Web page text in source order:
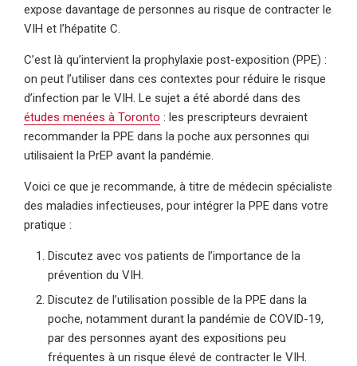
expose davantage de personnes au risque de contracter le
VIH et l’hépatite C.
C’est là qu’intervient la prophylaxie post-exposition (PPE) :
on peut l’utiliser dans ces contextes pour réduire le risque
d’infection par le VIH. Le sujet a été abordé dans des
études menées à Toronto : les prescripteurs devraient
recommander la PPE dans la poche aux personnes qui
utilisaient la PrEP avant la pandémie.
Voici ce que je recommande, à titre de médecin spécialiste
des maladies infectieuses, pour intégrer la PPE dans votre
pratique :
Discutez avec vos patients de l’importance de la
prévention du VIH.
Discutez de l’utilisation possible de la PPE dans la
poche, notamment durant la pandémie de COVID-19,
par des personnes ayant des expositions peu
fréquentes à un risque élevé de contracter le VIH.